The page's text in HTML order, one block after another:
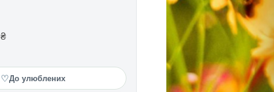
₴
♡До улюблених